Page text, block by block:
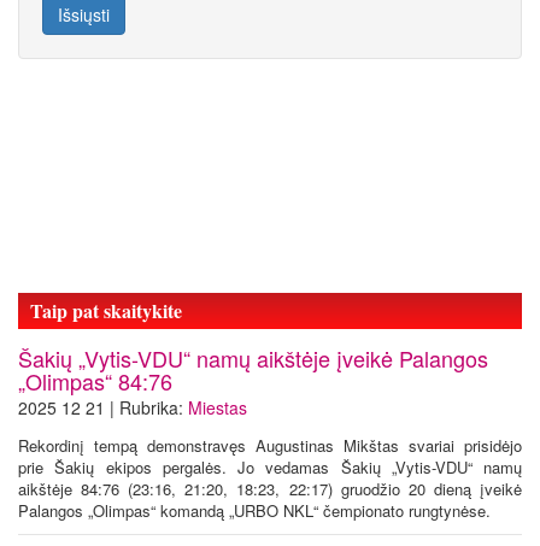
Išsiųsti
Taip pat skaitykite
Šakių „Vytis-VDU“ namų aikštėje įveikė Palangos
„Olimpas“ 84:76
2025 12 21 | Rubrika: Miestas
Rekordinį tempą demonstravęs Augustinas Mikštas svariai prisidėjo
prie Šakių ekipos pergalės. Jo vedamas Šakių „Vytis-VDU“ namų
aikštėje 84:76 (23:16, 21:20, 18:23, 22:17) gruodžio 20 dieną įveikė
Palangos „Olimpas“ komandą „URBO NKL“ čempionato rungtynėse.